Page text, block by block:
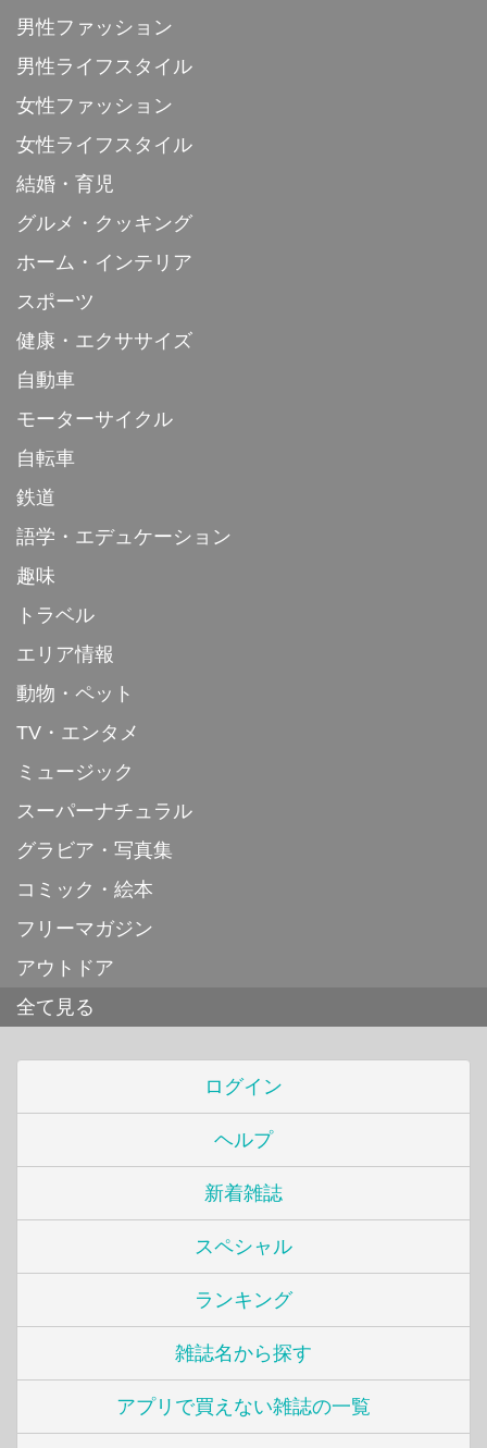
男性ファッション
男性ライフスタイル
女性ファッション
女性ライフスタイル
結婚・育児
グルメ・クッキング
ホーム・インテリア
スポーツ
健康・エクササイズ
自動車
モーターサイクル
自転車
鉄道
語学・エデュケーション
趣味
トラベル
エリア情報
動物・ペット
TV・エンタメ
ミュージック
スーパーナチュラル
グラビア・写真集
コミック・絵本
フリーマガジン
アウトドア
全て見る
ログイン
ヘルプ
新着雑誌
スペシャル
ランキング
雑誌名から探す
アプリで買えない雑誌の一覧